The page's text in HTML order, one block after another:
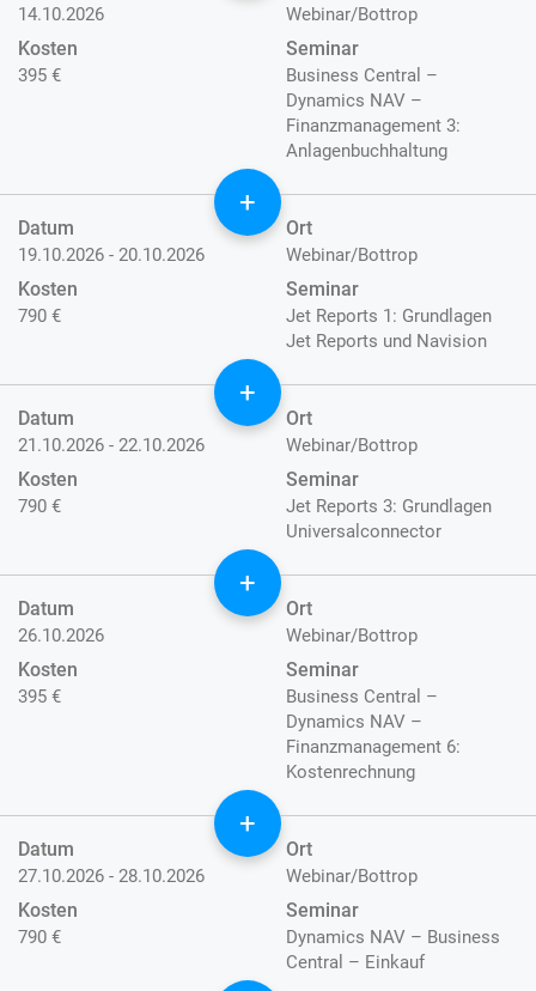
14.10.2026 Webinar/Bottrop
Kosten
395 €
Seminar
Business Central –
Dynamics NAV –
Finanzmanagement 3:
Anlagenbuchhaltung
+
Datum
19.10.2026 - 20.10.2026
Ort
Webinar/Bottrop
Kosten
790 €
Seminar
Jet Reports 1: Grundlagen
Jet Reports und Navision
+
Datum
21.10.2026 - 22.10.2026
Ort
Webinar/Bottrop
Kosten
790 €
Seminar
Jet Reports 3: Grundlagen
Universalconnector
+
Datum
26.10.2026
Ort
Webinar/Bottrop
Kosten
395 €
Seminar
Business Central –
Dynamics NAV –
Finanzmanagement 6:
Kostenrechnung
+
Datum
27.10.2026 - 28.10.2026
Ort
Webinar/Bottrop
Kosten
790 €
Seminar
Dynamics NAV – Business
Central – Einkauf